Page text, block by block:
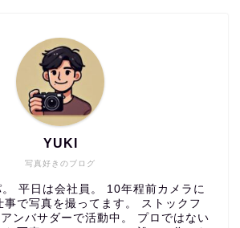
写真好きのブログ
YUKI
平日は会社員。 10年程前カメラに
事で写真を撮ってます。 ストックフ
ンバサダーで活動中。 プロではない